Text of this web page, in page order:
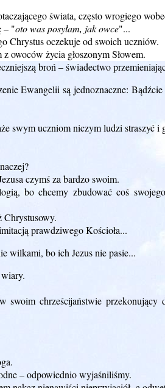
świata, często wrogiego
– "oto was posyłam, jak owce"...
Chrystus oczekuje od swoich uczniów.
owoców życia głoszonym Słowem.
broń – świadectwo
Ewangelii są jednoznaczne:
swym uczniom niczym ludzi straszyć i
czymś za bardzo swoim.
bo chcemy zbudować coś
Chrystusowy.
prawdziwego Kościoła...
wilkami, bo ich Jezus nie pasie...
chrześcijaństwie
– odpowiednio wyjaśniliśmy.